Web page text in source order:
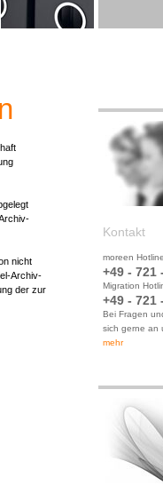
nicht
Archiv-
der zur
Kontakt
moreen
+49 - 721
Migration
+49 - 721
Bei Fragen
sich gerne an
mehr